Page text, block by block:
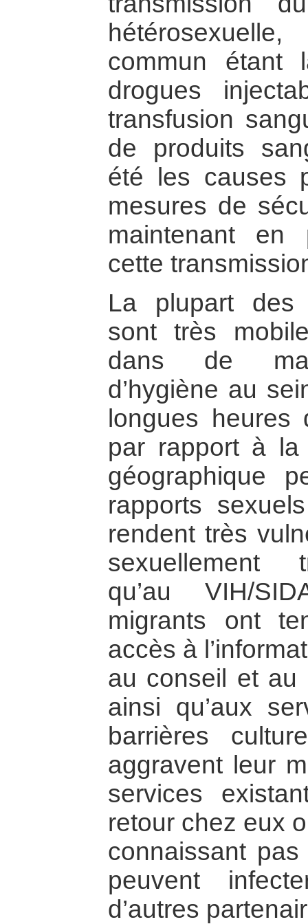
commun étant
drogues
transfusion
de produits
été les causes
mesures de
maintenant en
cette
La plupart des
sont très
dans de
d’hygiène au
longues heures
par rapport à
géographique
rapports
rendent très
sexuellement
qu’au VIH/
migrants ont
accès à
au conseil et au
ainsi qu’aux
barrières
aggravent leur
services
retour chez eux
connaissant
peuvent
d’autres